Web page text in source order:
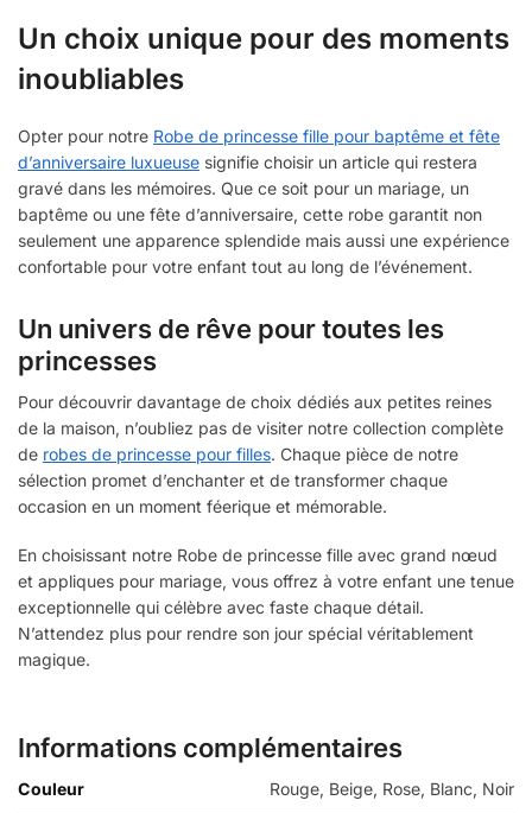
Un choix unique pour des moments
inoubliables
Opter pour notre Robe de princesse fille pour baptême et fête
d’anniversaire luxueuse signifie choisir un article qui restera
gravé dans les mémoires. Que ce soit pour un mariage, un
baptême ou une fête d’anniversaire, cette robe garantit non
seulement une apparence splendide mais aussi une expérience
confortable pour votre enfant tout au long de l’événement.
Un univers de rêve pour toutes les
princesses
Pour découvrir davantage de choix dédiés aux petites reines
de la maison, n’oubliez pas de visiter notre collection complète
de robes de princesse pour filles. Chaque pièce de notre
sélection promet d’enchanter et de transformer chaque
occasion en un moment féerique et mémorable.
En choisissant notre Robe de princesse fille avec grand nœud
et appliques pour mariage, vous offrez à votre enfant une tenue
exceptionnelle qui célèbre avec faste chaque détail.
N’attendez plus pour rendre son jour spécial véritablement
magique.
Informations complémentaires
Couleur Rouge, Beige, Rose, Blanc, Noir